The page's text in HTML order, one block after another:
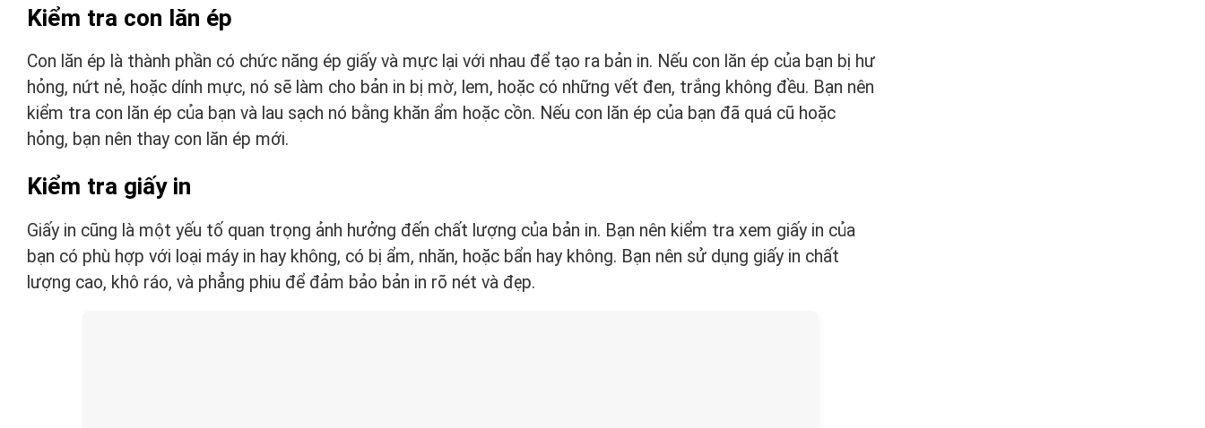
Kiểm tra con lăn ép
Con lăn ép là thành phần có chức năng ép giấy và mực lại với nhau để tạo ra bản in. Nếu con lăn ép của bạn bị hư
hỏng, nứt nẻ, hoặc dính mực, nó sẽ làm cho bản in bị mờ, lem, hoặc có những vết đen, trắng không đều. Bạn nên
kiểm tra con lăn ép của bạn và lau sạch nó bằng khăn ẩm hoặc cồn. Nếu con lăn ép của bạn đã quá cũ hoặc
hỏng, bạn nên thay con lăn ép mới.
Kiểm tra giấy in
Giấy in cũng là một yếu tố quan trọng ảnh hưởng đến chất lượng của bản in. Bạn nên kiểm tra xem giấy in của
bạn có phù hợp với loại máy in hay không, có bị ẩm, nhăn, hoặc bẩn hay không. Bạn nên sử dụng giấy in chất
lượng cao, khô ráo, và phẳng phiu để đảm bảo bản in rõ nét và đẹp.